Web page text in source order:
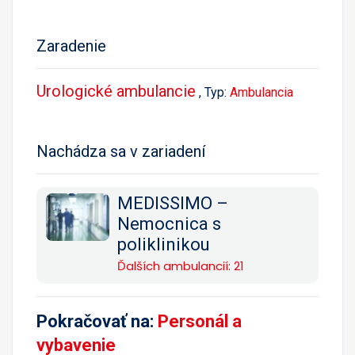
Zaradenie
Urologické ambulancie , Typ: Ambulancia
Nachádza sa v zariadení
MEDISSIMO –
Nemocnica s
poliklinikou
Ďalších ambulancií: 21
Pokračovať na: Personál a
vybavenie